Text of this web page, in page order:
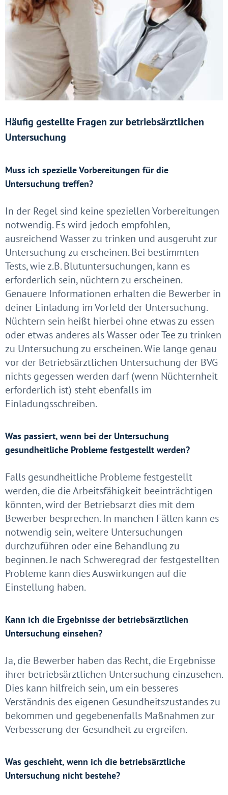
Häufig gestellte Fragen zur betriebsärztlichen
Untersuchung
Muss ich spezielle Vorbereitungen für die
Untersuchung treffen?
In der Regel sind keine speziellen Vorbereitungen
notwendig. Es wird jedoch empfohlen,
ausreichend Wasser zu trinken und ausgeruht zur
Untersuchung zu erscheinen. Bei bestimmten
Tests, wie z.B. Blutuntersuchungen, kann es
erforderlich sein, nüchtern zu erscheinen.
Genauere Informationen erhalten die Bewerber in
deiner Einladung im Vorfeld der Untersuchung.
Nüchtern sein heißt hierbei ohne etwas zu essen
oder etwas anderes als Wasser oder Tee zu trinken
zu Untersuchung zu erscheinen. Wie lange genau
vor der Betriebsärztlichen Untersuchung der BVG
nichts gegessen werden darf (wenn Nüchternheit
erforderlich ist) steht ebenfalls im
Einladungsschreiben.
Was passiert, wenn bei der Untersuchung
gesundheitliche Probleme festgestellt werden?
Falls gesundheitliche Probleme festgestellt
werden, die die Arbeitsfähigkeit beeinträchtigen
könnten, wird der Betriebsarzt dies mit dem
Bewerber besprechen. In manchen Fällen kann es
notwendig sein, weitere Untersuchungen
durchzuführen oder eine Behandlung zu
beginnen. Je nach Schweregrad der festgestellten
Probleme kann dies Auswirkungen auf die
Einstellung haben.
Kann ich die Ergebnisse der betriebsärztlichen
Untersuchung einsehen?
Ja, die Bewerber haben das Recht, die Ergebnisse
ihrer betriebsärztlichen Untersuchung einzusehen.
Dies kann hilfreich sein, um ein besseres
Verständnis des eigenen Gesundheitszustandes zu
bekommen und gegebenenfalls Maßnahmen zur
Verbesserung der Gesundheit zu ergreifen.
Was geschieht, wenn ich die betriebsärztliche
Untersuchung nicht bestehe?